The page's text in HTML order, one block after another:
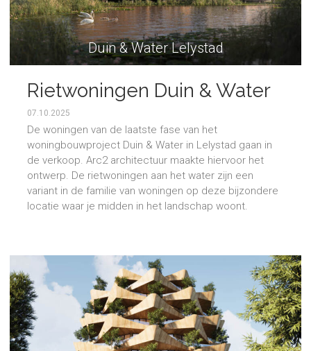
Duin & Water Lelystad
Rietwoningen Duin & Water
in verkoop
07.10.2025
De woningen van de laatste fase van het
woningbouwproject Duin & Water in Lelystad gaan in
de verkoop. Arc2 architectuur maakte hiervoor het
ontwerp. De rietwoningen aan het water zijn een
variant in de familie van woningen op deze bijzondere
locatie waar je midden in het landschap woont.